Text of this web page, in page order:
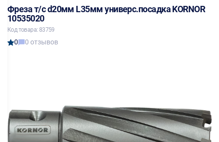
Фреза т/с d20мм L35мм универс.посадка KORNOR
10535020
Код товара: 83759
0 0 отзывов